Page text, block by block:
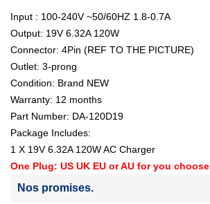
Input : 100-240V ~50/60HZ 1.8-0.7A
Output: 19V 6.32A 120W
Connector: 4Pin (REF TO THE PICTURE)
Outlet: 3-prong
Condition: Brand NEW
Warranty: 12 months
Part Number: DA-120D19
Package Includes:
1 X 19V 6.32A 120W AC Charger
One Plug: US UK EU or AU for you choose
Nos promises.